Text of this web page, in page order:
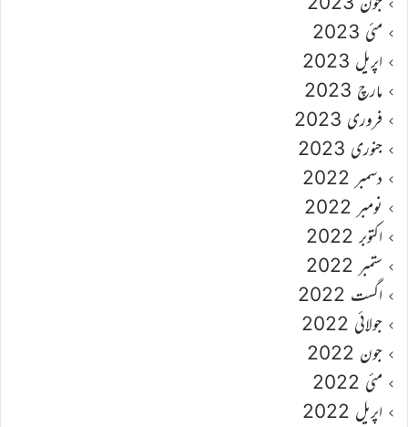
مئی 2023
اپریل 2023
مارچ 2023
فروری 2023
جنوری 2023
دسمبر 2022
نومبر 2022
اکتوبر 2022
ستمبر 2022
اگست 2022
جولائی 2022
جون 2022
مئی 2022
اپریل 2022